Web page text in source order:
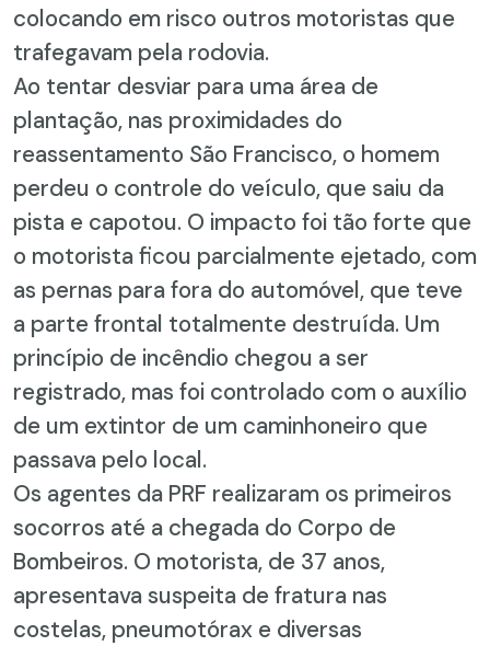
colocando em risco outros motoristas que
trafegavam pela rodovia.
Ao tentar desviar para uma área de
plantação, nas proximidades do
reassentamento São Francisco, o homem
perdeu o controle do veículo, que saiu da
pista e capotou. O impacto foi tão forte que
o motorista ficou parcialmente ejetado, com
as pernas para fora do automóvel, que teve
a parte frontal totalmente destruída. Um
princípio de incêndio chegou a ser
registrado, mas foi controlado com o auxílio
de um extintor de um caminhoneiro que
passava pelo local.
Os agentes da PRF realizaram os primeiros
socorros até a chegada do Corpo de
Bombeiros. O motorista, de 37 anos,
apresentava suspeita de fratura nas
costelas, pneumotórax e diversas